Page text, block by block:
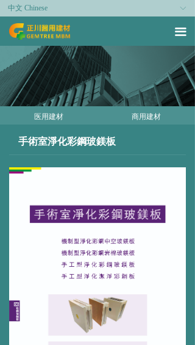
끀
ꀅ
中文 Chinese
手術室淨化彩鋼玻鎂板
医用建材 商用建材